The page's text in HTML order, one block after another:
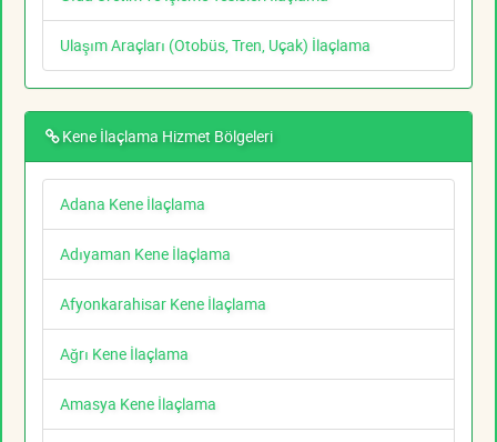
Ulaşım Araçları (Otobüs, Tren, Uçak) İlaçlama
Kene İlaçlama Hizmet Bölgeleri
Adana Kene İlaçlama
Adıyaman Kene İlaçlama
Afyonkarahisar Kene İlaçlama
Ağrı Kene İlaçlama
Amasya Kene İlaçlama